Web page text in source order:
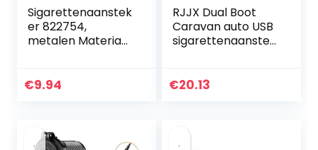
Sigarettenaanstek
er 822754,
metalen Materiaal
er Lader Adapter
€9.94
RJJX Dual Boot
Caravan auto USB
sigarettenaanstek
(Color Name :
€20.13